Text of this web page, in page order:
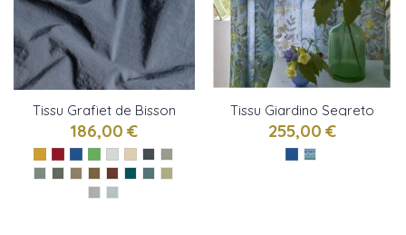
Tissu Grafiet de Bisson
Bruneel
186,00 €
Tissu Giardino Segreto
ALTA DELFT de
Designers Guild
255,00 €